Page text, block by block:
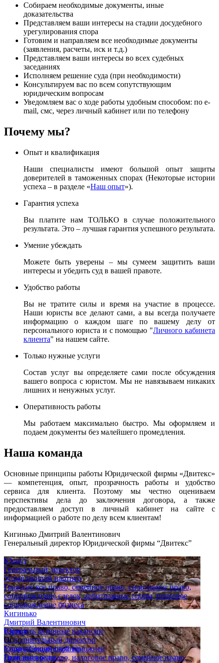
Собираем необходимые документы, иные
доказательства
Представляем ваши интересы на стадии досудебного
урегулирования спора
Готовим и направляем все необходимые документы
(заявления, расчеты, иск и т.д.)
Представляем ваши интересы во всех судебных
заседаниях
Исполняем решение суда (при необходимости)
Консультируем вас по всем сопутствующим
юридическим вопросам
Уведомляем вас о ходе работы удобным способом: по e-
mail, смс, через личный кабинет или по телефону
Почему мы?
Опыт и квалификация
Наши специалисты имеют большой опыт защиты
доверителей в таможенных спорах (Некоторые истории
успеха – в разделе «Наш опыт»).
Гарантия успеха
Вы платите нам ТОЛЬКО в случае положительного
результата. Это – лучшая гарантия успешного результата.
Умение убеждать
Можете быть уверены – мы сумеем защитить ваши
интересы и убедить суд в вашей правоте.
Удобство работы
Вы не тратите силы и время на участие в процессе.
Наши юристы все делают сами, а вы всегда получаете
информацию о каждом шаге по вашему делу от
персонального юриста и с помощью "Личного кабинета
клиента" на нашем сайте.
Только нужные услуги
Состав услуг вы определяете сами после обсуждения
вашего вопроса с юристом. Мы не навязываем никаких
лишних и ненужных услуг.
Оперативность работы
Мы работаем максимально быстро. Мы оформляем и
подаем документы без малейшего промедления.
Наша команда
Основные принципы работы Юридической фирмы «Двитекс»
— компетенция, опыт, прозрачность работы и удобство
сервиса для клиента. Поэтому мы честно оцениваем
перспективы дела до заключения договора, а также
предоставляем доступ в личный кабинет на сайте с
информацией о работе по делу всем клиентам!
Кигинько Дмитрий Валентинович
Генеральный директор Юридической фирмы “Двитекс”
Юрист
Генеральный директор
Управляющий партнер
Гражданское право, семейное право, спортивное право,
сопровождение сделок, арбитражные споры, правовое
сопровождение бизнеса
Кигинько
Дмитрий Валентинович
Юрист
Исполнительный директор
Управляющий партнер
Гражданское право, налоговое право, семейное право,
Смотреть активные вакансии
Опыт
Спор с Смоленской таможней
Дело выиграно